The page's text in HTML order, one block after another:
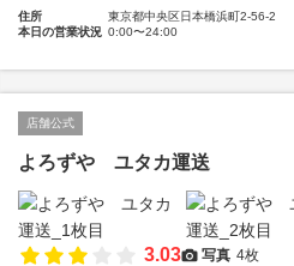
住所
東京都中央区日本橋浜町2-56-2
本日の営業状況 0:00〜24:00
店舗公式
よろずや ユタカ運送
3.03 写真 4枚